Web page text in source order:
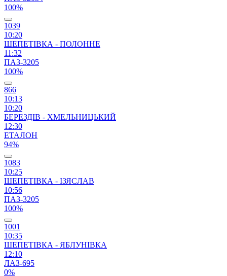
100%
1039
10:20
ШЕПЕТІВКА - ПОЛОННЕ
11:32
ПАЗ-3205
100%
866
10:13
10:20
БЕРЕЗДІВ - ХМЕЛЬНИЦЬКИЙ
12:30
ЕТАЛОН
94%
1083
10:25
ШЕПЕТІВКА - ІЗЯСЛАВ
10:56
ПАЗ-3205
100%
1001
10:35
ШЕПЕТІВКА - ЯБЛУНІВКА
12:10
ЛАЗ-695
0%